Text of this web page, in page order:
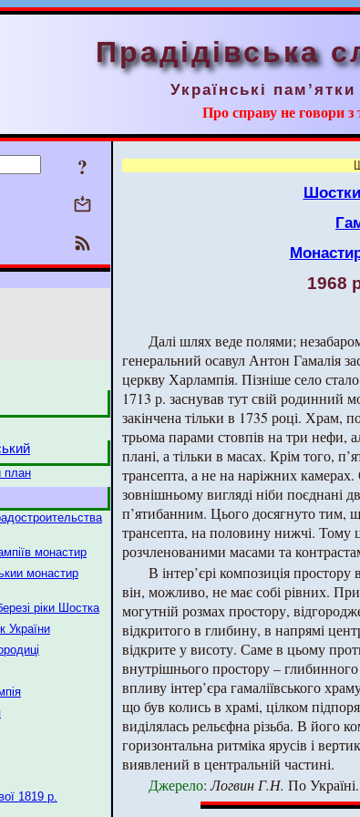
Прадідівська
Українські пам’ятки
Про справу не говори
?
план
монастир
монастир
ріки Шостка
України
1819 р.
1968
Далі шлях веде полями;
генеральний осавул Антон Гамалія
церкву Харлампія. Пізніше село
1713 р. заснував тут свій родинний
закінчена тільки в 1735 році. Храм,
трьома парами стовпів на три нефи,
плані, а тільки в масах. Крім того,
трансепта, а не на наріжних камерах.
зовнішньому вигляді ніби поєднані
п’ятибанним. Цього досягнуто тим,
трансепта, на половину нижчі. Тому
розчленованими масами та
В інтер’єрі композиція
він, можливо, не має собі рівних.
могутній розмах простору,
відкритого в глибину, в напрямі
відкрите у висоту. Саме в цьому
внутрішнього простору –
впливу інтер’єра гамаліївського
що був колись в храмі, цілком
виділялась рельєфна різьба. В його
горизонтальна ритміка ярусів і
виявлений в центральній частині.
Джерело:Логвин Г.Н. По